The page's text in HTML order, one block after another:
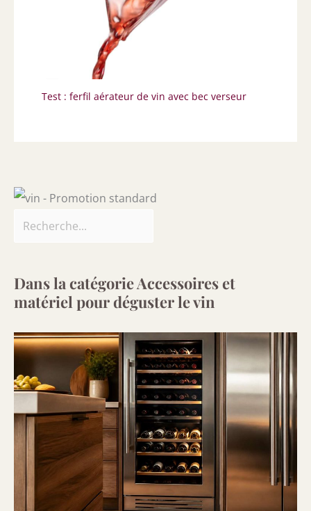
Test : ferfil aérateur de vin avec bec verseur
Dans la catégorie Accessoires et
matériel pour déguster le vin